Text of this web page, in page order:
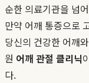
순한 의료기관을 넘
만약 어깨 통증으로
당신의 건강한 어깨
원 어깨 관절 클리닉
다.